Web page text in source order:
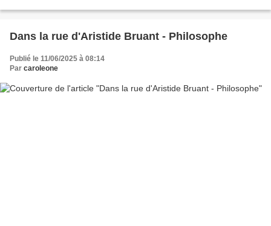
Dans la rue d'Aristide Bruant - Philosophe
Publié le 11/06/2025 à 08:14
Par caroleone